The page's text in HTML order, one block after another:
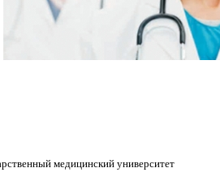
медицинский университет